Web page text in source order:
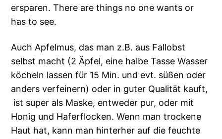
ersparen. There are things no one wants or
has to see.
Auch Apfelmus, das man z.B. aus Fallobst
selbst macht (2 Äpfel, eine halbe Tasse Wasser
köcheln lassen für 15 Min. und evt. süßen oder
anders verfeinern) oder in guter Qualität kauft,
ist super als Maske, entweder pur, oder mit
Honig und Haferflocken. Wenn man trockene
Haut hat, kann man hinterher auf die feuchte